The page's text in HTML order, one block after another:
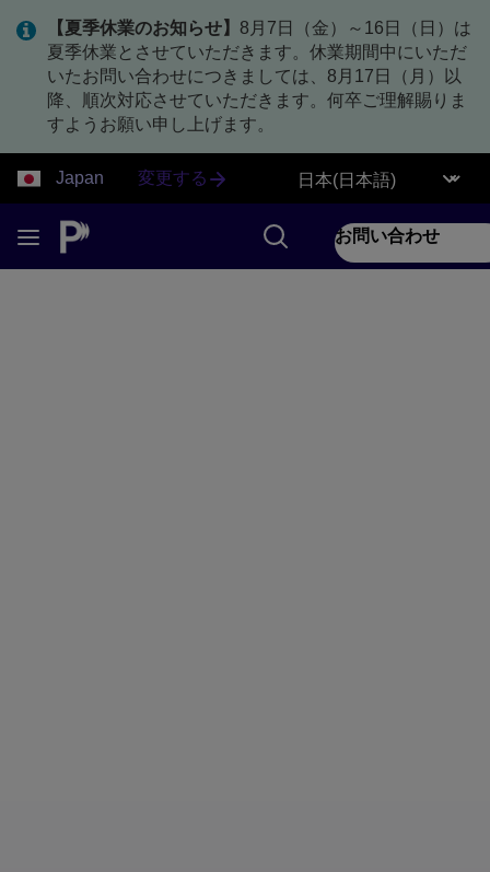
【夏季休業のお知らせ】 8月7日（金）～16日（日）は
夏季休業とさせていただきます。休業期間中にいただ
いたお問い合わせにつきましては、8月17日（月）以
降、順次対応させていただきます。何卒ご理解賜りま
すようお願い申し上げます。
Japan 変更する
お問い合わせ